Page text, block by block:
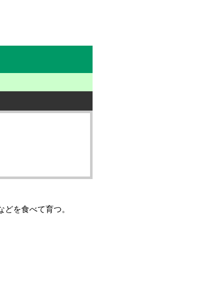
を食べて育つ。